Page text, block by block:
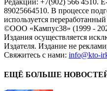
Редакции: +7(902) 566 4510.
89025664510. В процессе
используется
©ООО «Кампус38» (1999 -
Издания осуществляется
Издателя. Издание не
Свяжитесь с нами: info@kto-
ЕЩЁ БОЛЬШЕ